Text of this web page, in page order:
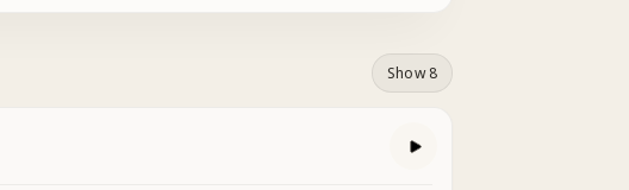
Show 8